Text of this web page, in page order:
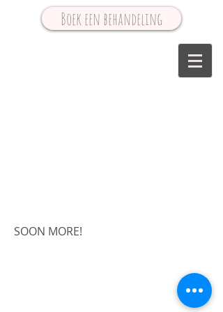
Boek een behandeling
SOON MORE!